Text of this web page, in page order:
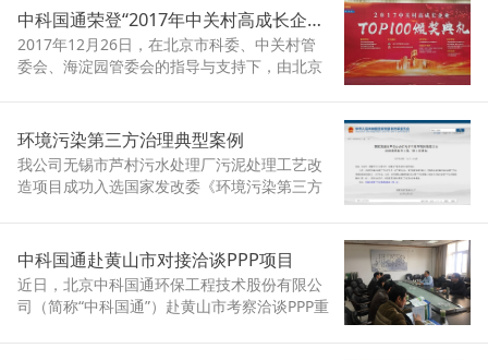
23日在邢台市举行。
中科国通荣登“2017年中关村高成长企业TOP100”榜单
2017年12月26日，在北京市科委、中关村管
委会、海淀园管委会的指导与支持下，由北京
举行，政府领导、行业精英、参选企业、协会
代表等400余人参加了此次活动
环境污染第三方治理典型案例
我公司无锡市芦村污水处理厂污泥处理工艺改
造项目成功入选国家发改委《环境污染第三方
中科国通赴黄山市对接洽谈PPP项目
近日，北京中科国通环保工程技术股份有限公
司（简称“中科国通”）赴黄山市考察洽谈PPP重